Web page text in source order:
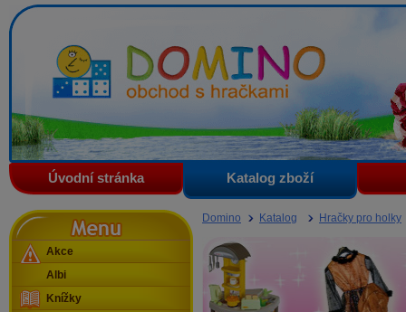
Domino - obchod s hračkami
Úvodní stránka Katalog zboží
Domino Katalog Hračky pro holky
Menu
Akce
Albi
Knížky